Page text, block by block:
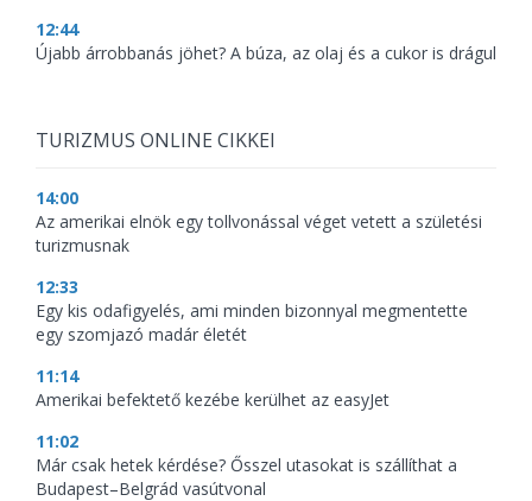
12:44
Újabb árrobbanás jöhet? A búza, az olaj és a cukor is drágul
TURIZMUS ONLINE CIKKEI
14:00
Az amerikai elnök egy tollvonással véget vetett a születési
turizmusnak
12:33
Egy kis odafigyelés, ami minden bizonnyal megmentette
egy szomjazó madár életét
11:14
Amerikai befektető kezébe kerülhet az easyJet
11:02
Már csak hetek kérdése? Ősszel utasokat is szállíthat a
Budapest–Belgrád vasútvonal